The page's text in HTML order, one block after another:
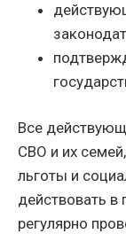
Все
СВО и их
льготы и
действовать в
регулярно